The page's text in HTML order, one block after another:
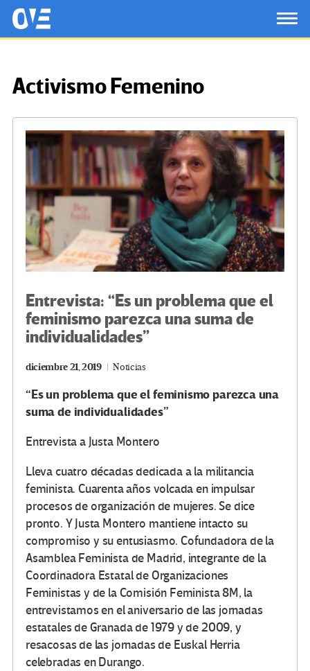
Saltar al contenido principal
OtrasVocesenEducacion.org
Activismo Femenino
Entrevista: “Es un problema que el
feminismo parezca una suma de
individualidades”
diciembre 21, 2019 Noticias
“Es un problema que el feminismo parezca una
suma de individualidades”
Entrevista a Justa Montero
Lleva cuatro décadas dedicada a la militancia
feminista. Cuarenta años volcada en impulsar
procesos de organización de mujeres. Se dice
pronto. Y Justa Montero mantiene intacto su
compromiso y su entusiasmo. Cofundadora de la
Asamblea Feminista de Madrid, integrante de la
Coordinadora Estatal de Organizaciones
Feministas y de la Comisión Feminista 8M, la
entrevistamos en el aniversario de las jornadas
estatales de Granada de 1979 y de 2009, y
resacosas de las jornadas de Euskal Herria
celebradas en Durango.